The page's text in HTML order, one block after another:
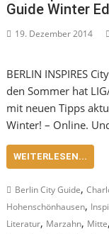
Guide Winter
19. Dezember 2014
BERLIN INSPIRES
den Sommer hat
mit neuen Tipps
Winter! – Online.
WEITERLESEN...
Berlin City Guide,
Hohenschönhausen,
Literatur, Marzahn, Mitte,